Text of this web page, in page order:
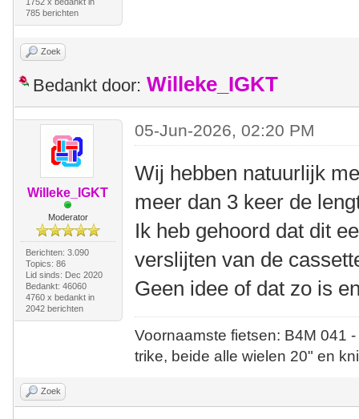
785 berichten
Zoek
Bedankt door: Willeke_IGKT
Willeke_IGKT
Moderator
Berichten: 3.090
Topics: 86
Lid sinds: Dec 2020
Bedankt: 46060
4760 x bedankt in
2042 berichten
05-Jun-2026, 02:20 PM
Wij hebben natuurlijk
meer dan 3 keer de
Ik heb gehoord dat dit
verslijten van de
Geen idee of dat zo is
Voornaamste fietsen: B4M
trike, beide alle wielen 20" en
Zoek